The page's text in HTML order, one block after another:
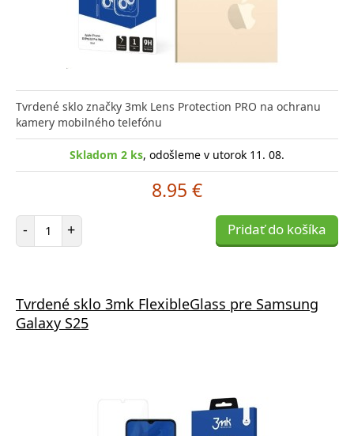
Tvrdené sklo značky 3mk Lens Protection PRO na ochranu
kamery mobilného telefónu
Skladom 2 ks, odošleme v utorok 11. 08.
8.95 €
- Počet položiek
+ Pridať do košíka
Tvrdené sklo 3mk FlexibleGlass pre Samsung
Galaxy S25